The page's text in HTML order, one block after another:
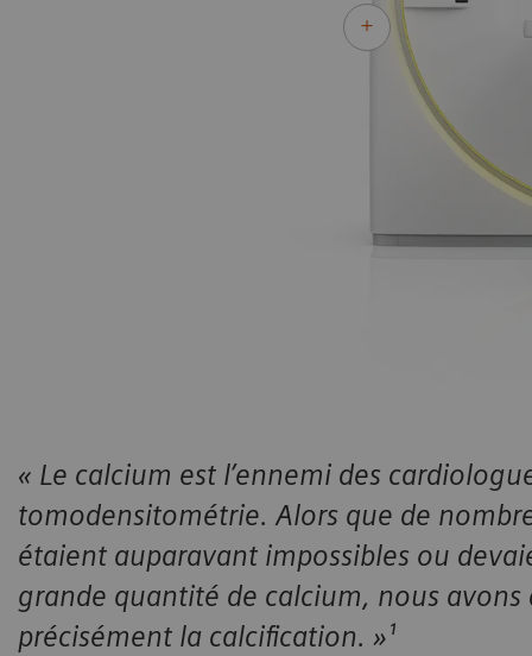
« Le calcium est l’ennemi des
tomodensitométrie. Alors que de
étaient auparavant impossibles ou
grande quantité de calcium, nous
précisément la calcification. »¹